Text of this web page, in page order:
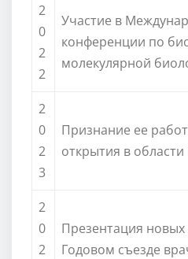
2
0
2
2
Участие в
конференции по
молекулярной
2
0
2
3
Признание ее
открытия в области
2
0
2
Презентация
Годовом съезде